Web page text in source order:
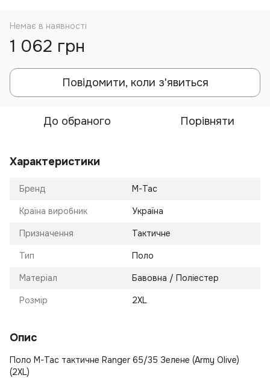
Немає в наявності
1 062 грн
Повідомити, коли з'явиться
До обраного Порівняти
Характеристики
Бренд M-Tac
Країна виробник Україна
Призначення Тактичне
Тип Поло
Матеріал Бавовна / Поліестер
Розмір 2XL
Опис
Поло M-Tac тактичне Ranger 65/35 Зелене (Army Olive)
(2XL)